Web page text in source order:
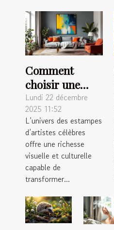
Comment
choisir une
estampe
d'artiste
célèbre pour
votre intérieur
?
Lundi 22 décembre
2025 11:52
L’univers des estampes
d’artistes célèbres
offre une richesse
visuelle et culturelle
capable de
transformer...